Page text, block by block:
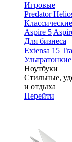
Игровые
Predator
Классические
Aspire 5
Для бизнеса
Extensa 15
Ультратонкие
Ноутбуки
Стильные,
и отдыха
Перейти